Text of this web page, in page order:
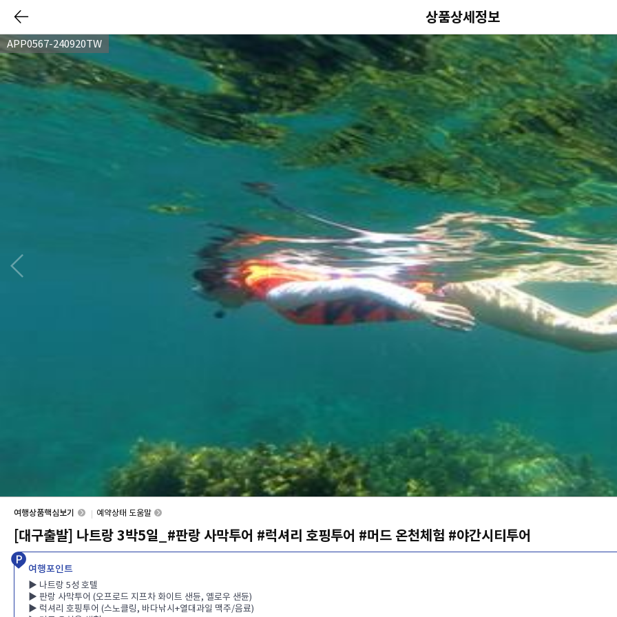
상품상세정보
다음
APP0567-240920TW
여행상품핵심보기 예약상태 도움말
[대구출발] 나트랑 3박5일_#판랑 사막투어 #럭셔리 호핑투어 #머드 온천체험 #야간시티투어
여행포인트
▶ 나트랑 5성 호텔
▶ 판랑 사막투어 (오프로드 지프차 화이트 샌듄, 옐로우 샌듄)
▶ 럭셔리 호핑투어 (스노클링, 바다낚시+열대과일 맥주/음료)